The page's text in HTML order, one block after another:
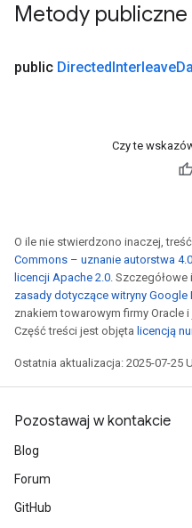
Metody publiczne
public DirectedInterleave
Czy te
O ile nie stwierdzono inaczej,
Commons – uznanie autorstwa 4.0
licencji Apache 2.0.
zasady dotyczące witryny Google
znakiem towarowym firmy
Część treści jest objęta licencją
Ostatnia aktualizacja: 2025-07-25
Pozostawaj w kontakcie
Blog
Forum
GitHub